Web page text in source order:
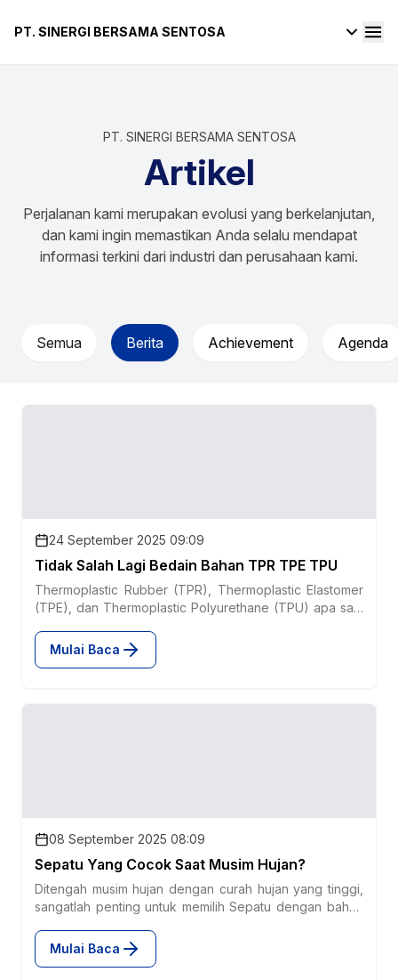
PT. SINERGI BERSAMA SENTOSA
PT. SINERGI BERSAMA SENTOSA
Artikel
Perjalanan kami merupakan evolusi yang berkelanjutan,
dan kami ingin memastikan Anda selalu mendapat
informasi terkini dari industri dan perusahaan kami.
Semua Berita Achievement Agenda
24 September 2025 09:09
Tidak Salah Lagi Bedain Bahan TPR TPE TPU
Thermoplastic Rubber (TPR), Thermoplastic Elastomer
(TPE), dan Thermoplastic Polyurethane (TPU) apa saja
selengkapnya...
Mulai Baca
08 September 2025 08:09
Sepatu Yang Cocok Saat Musim Hujan?
Ditengah musim hujan dengan curah hujan yang tinggi,
sangatlah penting untuk memilih Sepatu dengan bahan
Mulai Baca